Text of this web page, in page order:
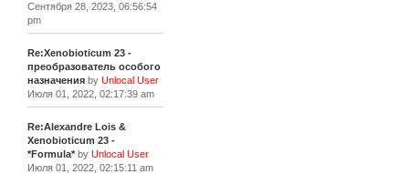
Сентября 28, 2023, 06:56:54
pm
Re:Xenobioticum 23 -
преобразователь особого
назначенияby Unlocal User
Июля 01, 2022, 02:17:39 am
Re:Alexandre Lois &
Xenobioticum 23 -
*Formula*by Unlocal User
Июля 01, 2022, 02:15:11 am